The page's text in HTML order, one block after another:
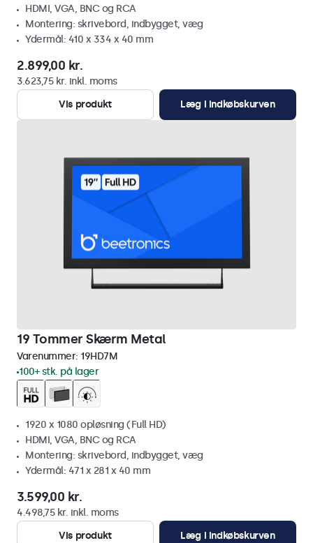
HDMI, VGA, BNC og RCA
Montering: skrivebord, indbygget, væg
Ydermål: 410 x 334 x 40 mm
2.899,00 kr.
3.623,75 kr. inkl. moms
Vis produkt
Læg i indkøbskurven
19 Tommer Skærm Metal
Varenummer: 19HD7M
100+ stk. på lager
1920 x 1080 opløsning (Full HD)
HDMI, VGA, BNC og RCA
Montering: skrivebord, indbygget, væg
Ydermål: 471 x 281 x 40 mm
3.599,00 kr.
4.498,75 kr. inkl. moms
Vis produkt
Læg i indkøbskurven